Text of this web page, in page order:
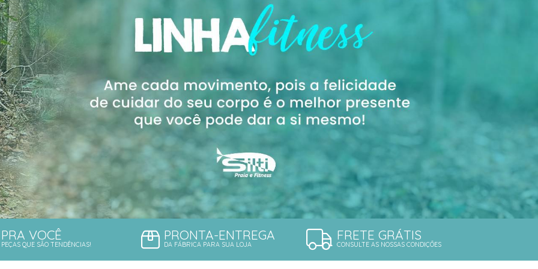
PRA VOCÊ
PEÇAS QUE SÃO TENDÊNCIAS!
PRONTA-ENTREGA
DA FÁBRICA PARA SUA LOJA
FRETE GRÁTIS
CONSULTE AS NOSSAS CONDIÇÕES